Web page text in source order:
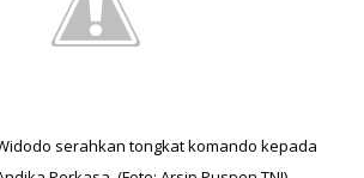
serahkan tongkat komando kepada